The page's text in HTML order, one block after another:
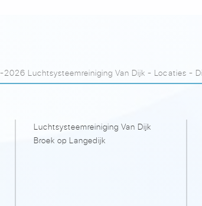
Luchtsysteemreiniging Van Dijk- Locaties -
Luchtsysteemreiniging Van Dijk
Broek op Langedijk